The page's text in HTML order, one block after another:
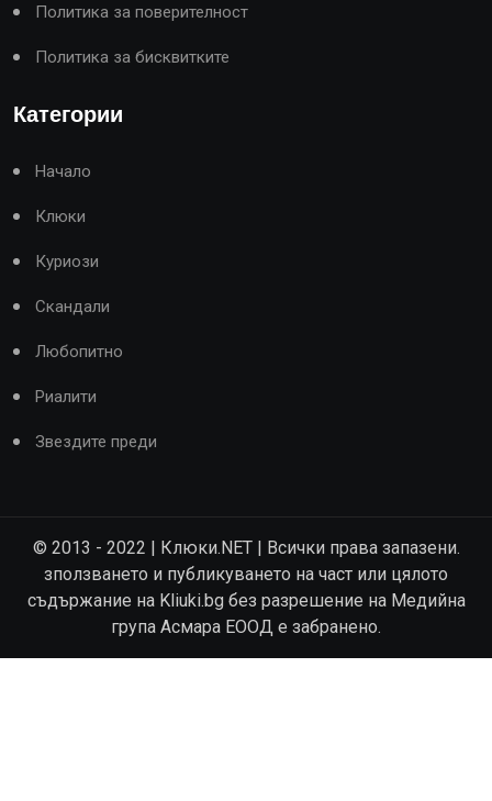
Политика за поверителност
Политика за бисквитките
Категории
Начало
Клюки
Куриози
Скандали
Любопитно
Риалити
Звездите преди
© 2013 - 2022 | Клюки.NET | Всички права запазени.
зползването и публикуването на част или цялото
съдържание на Kliuki.bg без разрешение на Медийна
група Асмара ЕООД е забранено.